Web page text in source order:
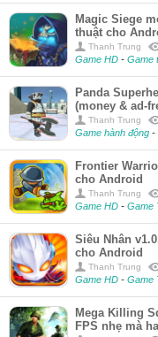
Magic Siege
thuật cho
Thanh Trung
Game HD - Game
Panda
(money & ad-
Thanh Trung
Game hành động -
Frontier
cho Android
Thanh Trung
Game HD - Game
Siêu Nhân
cho Android
Thanh Trung
Game HD - Game
Mega Killing
FPS nhẹ mà